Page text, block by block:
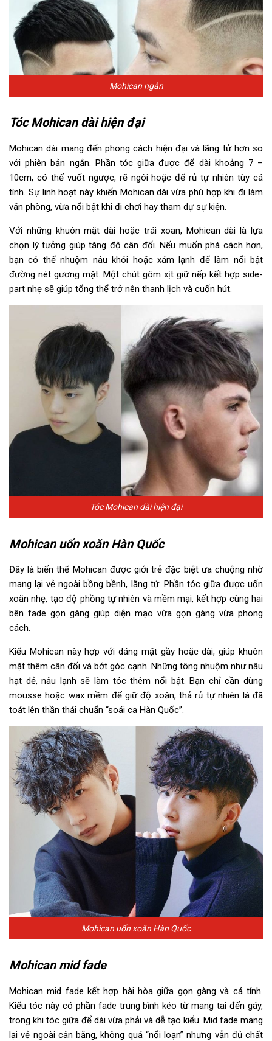
Mohican ngắn
Tóc Mohican dài hiện đại
Mohican dài mang đến phong cách hiện đại và lãng tử hơn so
với phiên bản ngắn. Phần tóc giữa được để dài khoảng 7 –
10cm, có thể vuốt ngược, rẽ ngôi hoặc để rủ tự nhiên tùy cá
tính. Sự linh hoạt này khiến Mohican dài vừa phù hợp khi đi làm
văn phòng, vừa nổi bật khi đi chơi hay tham dự sự kiện.
Với những khuôn mặt dài hoặc trái xoan, Mohican dài là lựa
chọn lý tưởng giúp tăng độ cân đối. Nếu muốn phá cách hơn,
bạn có thể nhuộm nâu khói hoặc xám lạnh để làm nổi bật
đường nét gương mặt. Một chút gôm xịt giữ nếp kết hợp side-
part nhẹ sẽ giúp tổng thể trở nên thanh lịch và cuốn hút.
Tóc Mohican dài hiện đại
Mohican uốn xoăn Hàn Quốc
Đây là biến thể Mohican được giới trẻ đặc biệt ưa chuộng nhờ
mang lại vẻ ngoài bồng bềnh, lãng tử. Phần tóc giữa được uốn
xoăn nhẹ, tạo độ phồng tự nhiên và mềm mại, kết hợp cùng hai
bên fade gọn gàng giúp diện mạo vừa gọn gàng vừa phong
cách.
Kiểu Mohican này hợp với dáng mặt gầy hoặc dài, giúp khuôn
mặt thêm cân đối và bớt góc cạnh. Những tông nhuộm như nâu
hạt dẻ, nâu lạnh sẽ làm tóc thêm nổi bật. Bạn chỉ cần dùng
mousse hoặc wax mềm để giữ độ xoăn, thả rủ tự nhiên là đã
toát lên thần thái chuẩn “soái ca Hàn Quốc”.
Mohican uốn xoăn Hàn Quốc
Mohican mid fade
Mohican mid fade kết hợp hài hòa giữa gọn gàng và cá tính.
Kiểu tóc này có phần fade trung bình kéo từ mang tai đến gáy,
trong khi tóc giữa để dài vừa phải và dễ tạo kiểu. Mid fade mang
lại vẻ ngoài cân bằng, không quá “nổi loạn” nhưng vẫn đủ chất